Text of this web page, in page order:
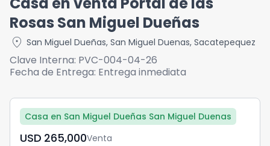
Rosas San Miguel Dueñas
location_on San Miguel Dueñas, San Miguel Duenas, Sacatepequez
Clave Interna: PVC-004-04-26
Fecha de Entrega: Entrega inmediata
Casa en San Miguel Dueñas San Miguel Duenas
USD	265,000Venta